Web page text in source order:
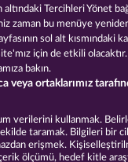
BEAUTY
Sözlük
altındaki Tercihleri Yönet
zaman bu menüye
sol alt kısmındaki
için de etkili olacaktır.
bakın.
veya ortaklarımız
verilerini kullanmak.
taramak. Bilgileri bir
erişmek.
ölçümü, hedef kitle